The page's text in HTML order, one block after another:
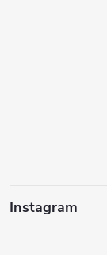
Instagram